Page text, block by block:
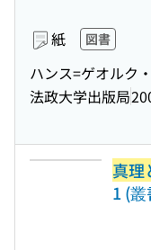
紙 図書
ハンス=ゲオルク
法政大学出版局
真理
1 (